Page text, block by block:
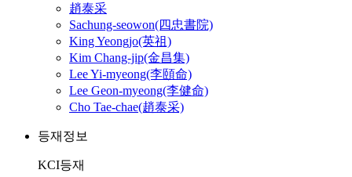
趙泰采
Sachung-seowon(四忠書院)
King Yeongjo(英祖)
Kim Chang-jip(金昌集)
Lee Yi-myeong(李頤命)
Lee Geon-myeong(李健命)
Cho Tae-chae(趙泰采)
등재정보
KCI등재